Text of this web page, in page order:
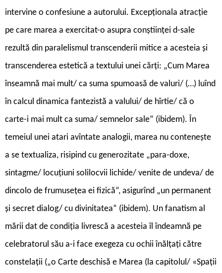
intervine o confesiune a autorului. Excepționala atracție
pe care marea a exercitat-o asupra conștiinței d-sale
rezultă din paralelismul transcenderii mitice a acesteia și
transcenderea estetică a textului unei cărți: „Cum Marea
înseamnă mai mult/ ca suma spumoasă de valuri/ (…) luînd
în calcul dinamica fantezistă a valului/ de hîrtie/ că o
carte-i mai mult ca suma/ semnelor sale“ (ibidem). În
temeiul unei atari avîntate analogii, marea nu contenește
a se textualiza, risipind cu generozitate „para-doxe,
sintagme/ locuțiuni solilocvii lichide/ venite de undeva/ de
dincolo de frumusețea ei fizică“, asigurînd „un permanent
și secret dialog/ cu divinitatea“ (ibidem). Un fanatism al
mării dat de condiția livrescă a acesteia îl îndeamnă pe
celebratorul său a-i face exegeza cu ochii înălțați către
constelații („o Carte deschisă e Marea (la capitolul/ «Spații